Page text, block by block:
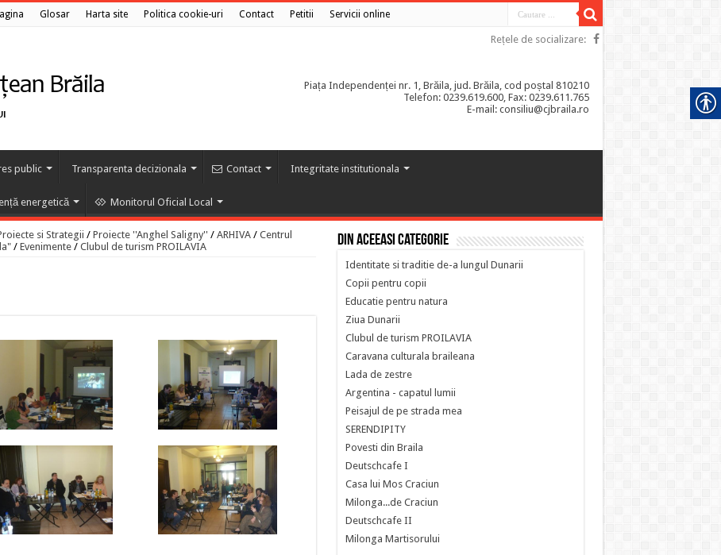
Glosar Harta site Politica cookie-uri Contact Petitii Servicii online
Rețele de socializare:
Piața Independenței nr. 1, Brăila, jud. Brăila, cod poștal 810210
Telefon: 0239.619.600, Fax: 0239.611.765
E-mail: consiliu@cjbraila.ro
public Transparenta decizionala Contact Integritate institutionala
energetică Monitorul Oficial Local
si Strategii / Proiecte ''Anghel Saligny'' / ARHIVA / Centrul
/ Evenimente / Clubul de turism PROILAVIA Din aceeasi categorie
Identitate si traditie de-a lungul Dunarii
Copii pentru copii
Educatie pentru natura
Ziua Dunarii
Clubul de turism PROILAVIA
Caravana culturala braileana
Lada de zestre
Argentina - capatul lumii
Peisajul de pe strada mea
SERENDIPITY
Povesti din Braila
Deutschcafe I
Casa lui Mos Craciun
Milonga...de Craciun
Deutschcafe II
Milonga Martisorului